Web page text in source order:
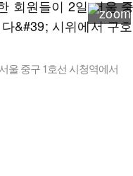
울 중구 1호선 시청역에서